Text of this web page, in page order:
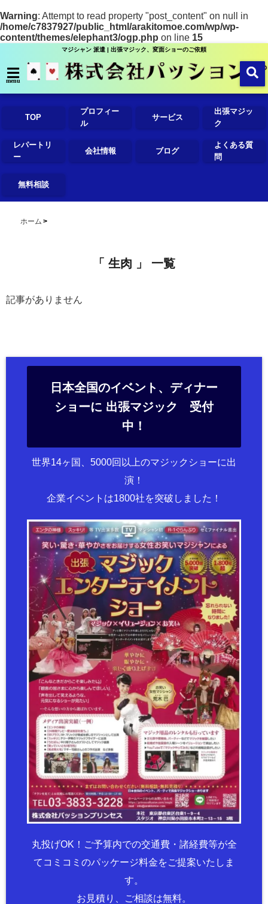
Warning: Attempt to read property "post_content" on null in
/home/c7837927/public_html/arakitomoe.com/wp/wp-
content/themes/elephant3/ogp.php on line 15
マジシャン 派遣 | 出張マジック、変面ショーのご依頼
menu
TOP
プロフィー
ル
サービス
出張マジッ
ク
レパートリ
ー
会社情報 ブログ
よくある質
問
無料相談
ホーム
「 生肉 」 一覧
記事がありません
日本全国のイベント、ディナー
ショーに 出張マジック 受付
中！
世界14ヶ国、5000回以上のマジックショーに出
演！
企業イベントは1800社を突破しました！
丸投げOK！ご予算内での交通費・諸経費等が全
てコミコミのパッケージ料金をご提案いたしま
す。
お見積り、ご相談は無料。